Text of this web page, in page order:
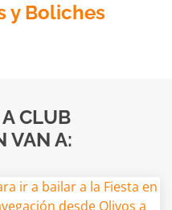
y Boliches
CLUB
VAN A: